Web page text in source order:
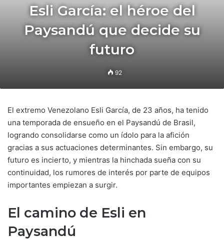
Esli García: el héroe del
Paysandú que decide su
futuro
92
El extremo Venezolano Esli García, de 23 años, ha tenido
una temporada de ensueño en el Paysandú de Brasil,
logrando consolidarse como un ídolo para la afición
gracias a sus actuaciones determinantes. Sin embargo, su
futuro es incierto, y mientras la hinchada sueña con su
continuidad, los rumores de interés por parte de equipos
importantes empiezan a surgir.
El camino de Esli en
Paysandú